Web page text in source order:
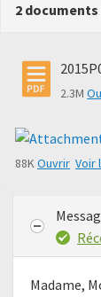
2
2.3M
88KOuvrir Voir
Madame,